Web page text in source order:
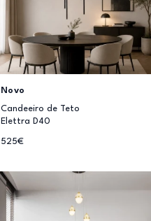
Novo
Candeeiro de Teto
Elettra D40
525€